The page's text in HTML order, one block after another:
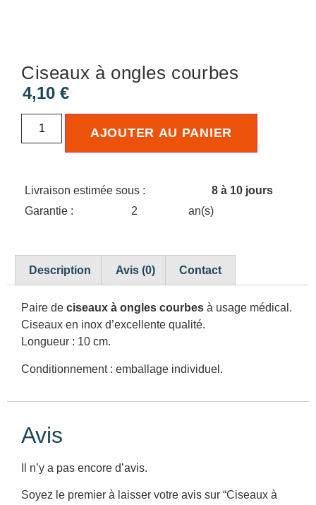
Ciseaux à ongles courbes
4,10 €
AJOUTER AU PANIER
Livraison estimée sous :
8 à 10 jours
Garantie :
2 an(s)
Description Avis (0) Contact
Paire de ciseaux à ongles courbes à usage médical.
Ciseaux en inox d’excellente qualité.
Longueur : 10 cm.
Conditionnement : emballage individuel.
Avis
Il n’y a pas encore d’avis.
Soyez le premier à laisser votre avis sur “Ciseaux à